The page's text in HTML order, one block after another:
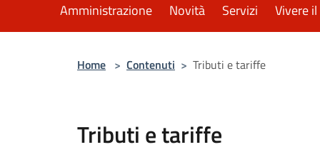
Amministrazione Novità Servizi Vivere
Home > Contenuti > Tributi e tariffe
Tributi e tariffe